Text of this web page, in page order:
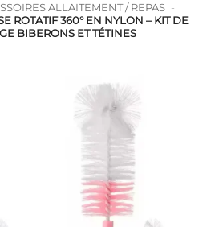
ALLAITEMENT / REPAS -
ROTATIF 360° EN NYLON – KIT DE
BIBERONS ET TÉTINES